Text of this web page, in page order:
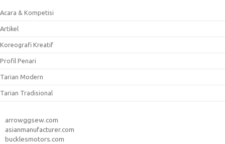
Acara & Kompetisi
Artikel
Koreografi Kreatif
Profil Penari
Tarian Modern
Tarian Tradisional
arrowggsew.com
asianmanufacturer.com
bucklesmotors.com